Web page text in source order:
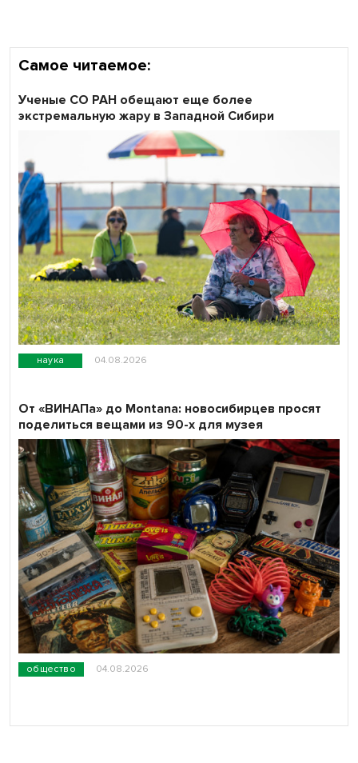
Самое читаемое:
наука 04.08.2026
Ученые СО РАН обещают еще более
экстремальную жару в Западной Сибири
общество 04.08.2026
От «ВИНАПа» до Montana: новосибирцев просят
поделиться вещами из 90-х для музея